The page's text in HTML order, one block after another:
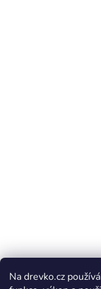
Na drevko.cz